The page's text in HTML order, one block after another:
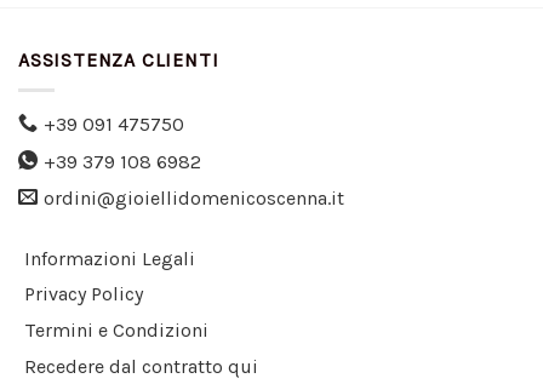
ASSISTENZA CLIENTI
+39 091 475750
+39 379 108 6982
ordini@gioiellidomenicoscenna.it
Informazioni Legali
Privacy Policy
Termini e Condizioni
Recedere dal contratto qui